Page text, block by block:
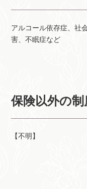
アルコール依存症、社
害、不眠症など
保険以外の制
【不明】